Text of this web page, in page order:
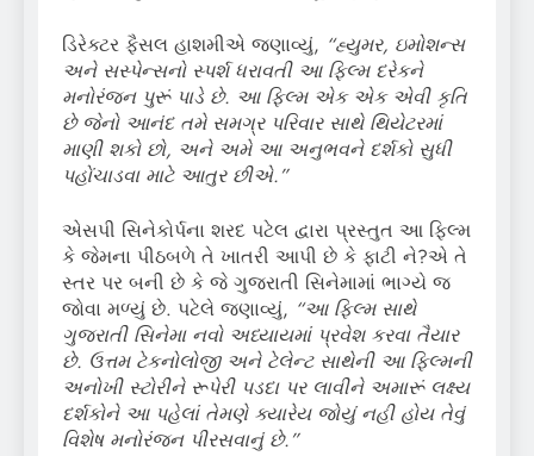
ડિરેક્ટર ફૈસલ હાશમીએ જણાવ્યું, “હ્યુમર, ઇમોશન્સ
અને સસ્પેન્સનો સ્પર્શ ધરાવતી આ ફિલ્મ દરેકને
મનોરંજન પુરૂં પાડે છે. આ ફિલ્મ એક એક એવી કૃતિ
છે જેનો આનંદ તમે સમગ્ર પરિવાર સાથે થિયેટરમાં
માણી શકો છો, અને અમે આ અનુભવને દર્શકો સુધી
પહોંચાડવા માટે આતુર છીએ.”
એસપી સિનેકોર્પના શરદ પટેલ દ્વારા પ્રસ્તુત આ ફિલ્મ
કે જેમના પીઠબળે તે ખાતરી આપી છે કે ફાટી ને?એ તે
સ્તર પર બની છે કે જે ગુજરાતી સિનેમામાં ભાગ્યે જ
જોવા મળ્યું છે. પટેલે જણાવ્યું, “આ ફિલ્મ સાથે
ગુજરાતી સિનેમા નવો અધ્યાયમાં પ્રવેશ કરવા તૈયાર
છે. ઉત્તમ ટેકનોલોજી અને ટેલેન્ટ સાથેની આ ફિલ્મની
અનોખી સ્ટોરીને રૂપેરી પડદા પર લાવીને અમારૂં લક્ષ્ય
દર્શકોને આ પહેલાં તેમણે ક્યારેય જોયું નહી હોય તેવું
વિશેષ મનોરંજન પીરસવાનું છે.”